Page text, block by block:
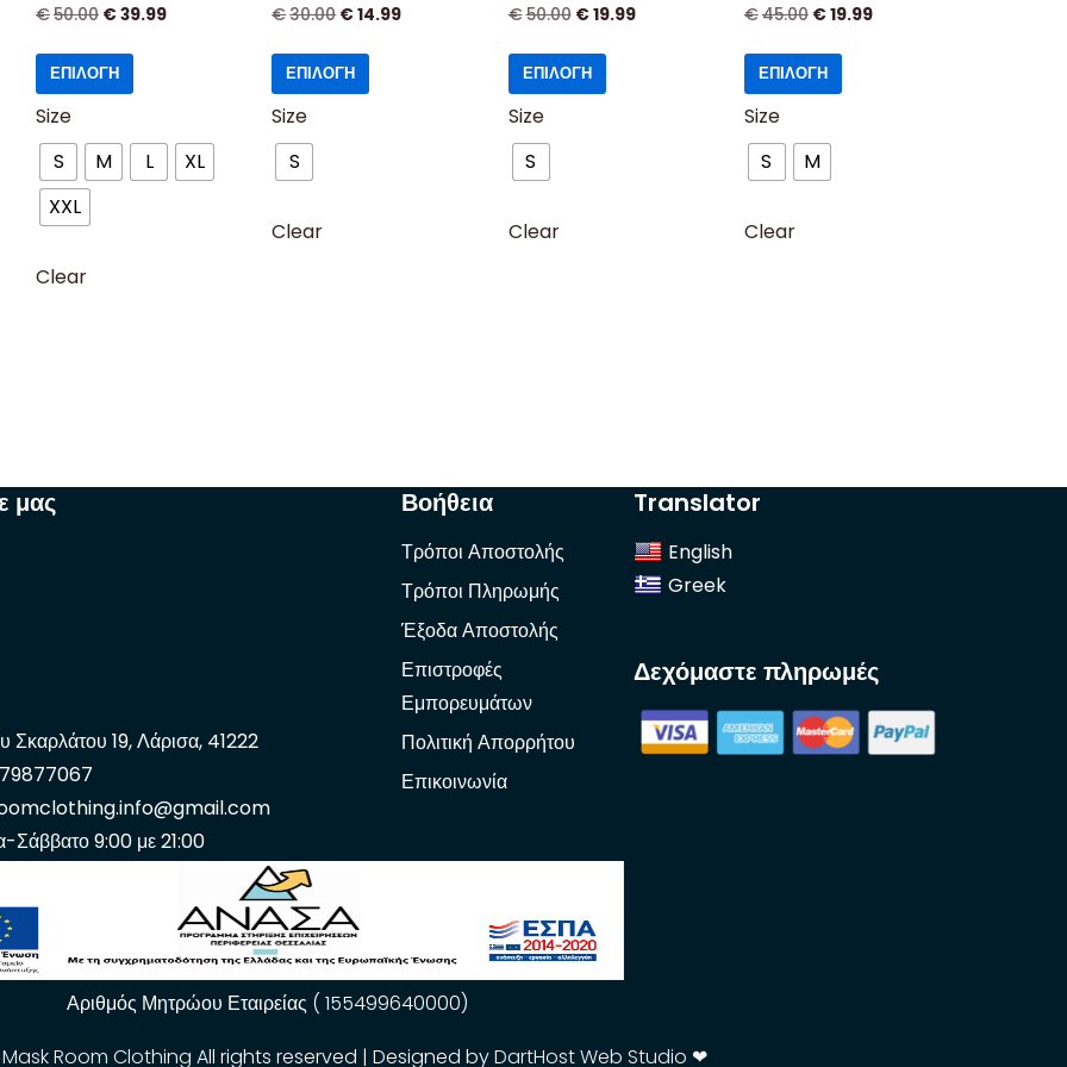
€50.00 €39.99
ΕΠΙΛΟΓΉ
Size
S
M L
XL
XXL
Clear
€30.00€14.99
ΕΠΙΛΟΓΉ
Size
S
Clear
€50.00 €19.99
ΕΠΙΛΟΓΉ
Size
S
Clear
€45.00 €19.99
ΕΠΙΛΟΓΉ
Size
S
M
Clear
μας
Σκαρλάτου 19, Λάρισα, 41222
Σάββατο 9:00 με 21:00
Βοήθεια
Τρόποι Αποστολής
Τρόποι Πληρωμής
Έξοδα Αποστολής
Επιστροφές
Εμπορευμάτων
Πολιτική Απορρήτου
Επικοινωνία
Translator
English
Greek
Δεχόμαστε πληρωμές
Αριθμός Μητρώου Εταιρείας ( 155499640000)
Mask Room Clothing All rights reserved | Designed byDartHost Web Studio ❤